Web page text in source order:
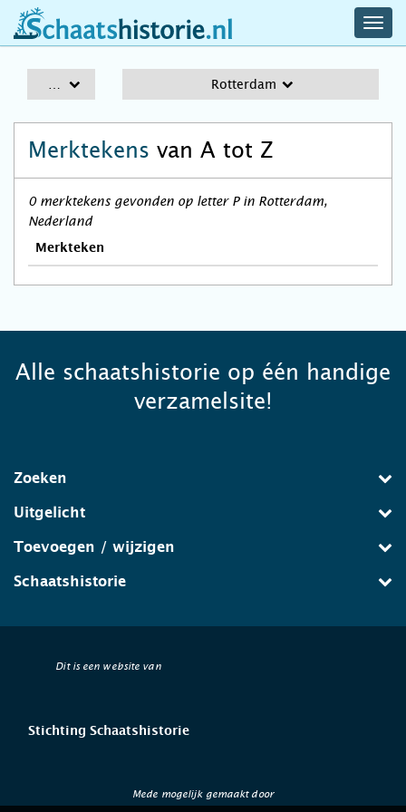
schaatshistorie.nl
Rotterdam
Merktekens van A tot Z
0 merktekens gevonden op letter P in Rotterdam,
Nederland
Merkteken
Alle schaatshistorie op één handige
verzamelsite!
Zoeken
Uitgelicht
Toevoegen / wijzigen
Schaatshistorie
Dit is een website van
Stichting Schaatshistorie
Mede mogelijk gemaakt door